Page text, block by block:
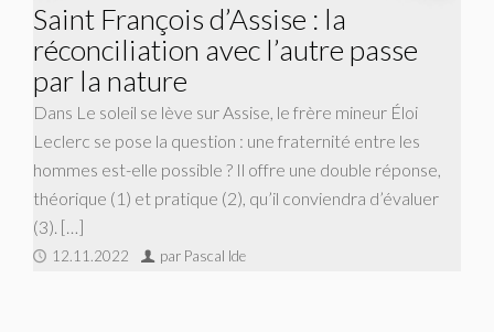
Saint François d’Assise : la
réconciliation avec l’autre passe
par la nature
Dans Le soleil se lève sur Assise, le frère mineur Éloi
Leclerc se pose la question : une fra­ternité entre les
hommes est-elle possible ? Il offre une double réponse,
théorique (1) et pratique (2), qu’il conviendra d’évaluer
(3). […]
12.11.2022 par Pascal Ide